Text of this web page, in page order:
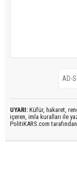
UYARI: Küfür, hakaret,
içeren, imla kuralları ile
PolitiKARS.com